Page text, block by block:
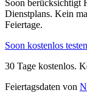
Soon berücksichtigt
Dienstplans. Kein
Feiertage.
Soon kostenlos testen
30 Tage kostenlos.
Feiertagsdaten von